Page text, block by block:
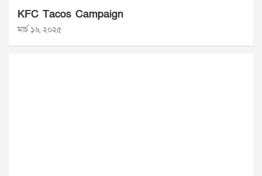
KFC Tacos Campaign
মার্চ ১৬, ২০২৫